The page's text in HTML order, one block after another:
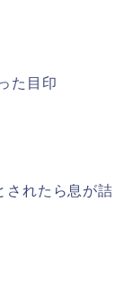
た目印
されたら息が詰